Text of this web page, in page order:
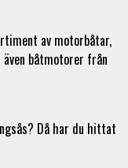
av motorbåtar,
båtmotorer från
Då har du hittat